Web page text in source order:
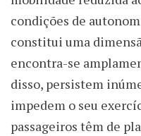
condições de
constitui uma
encontra-se
disso, persistem
impedem o seu
passageiros têm de